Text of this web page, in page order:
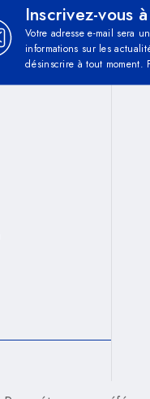
Inscrivez-vous
Votre adresse e-mail sera
informations sur les
désinscrire à tout moment.